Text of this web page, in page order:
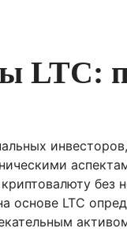
LTC:
без
LTC